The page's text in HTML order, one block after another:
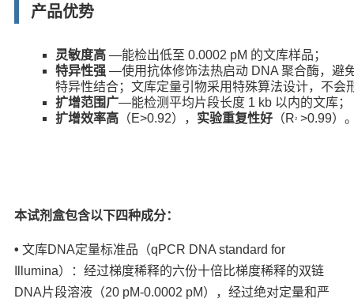
产品优势
灵敏度高 —能检出低至 0.0002 pM 的文库样品；
特异性强 —使用抗体修饰法热启动 DNA 聚合酶，避
特异性结合；文库定量引物采用特殊算法设计，不会
扩增范围广—能检测平均片段长度 1 kb 以内的文库；
扩增效率高 （E>0.92）， 实验重复性好 （R2 >0.99）
本试剂盒包含以下四种成分：
•文库DNA定量标准品（qPCR DNA standard for
Illumina）：经过梯度稀释的六份十倍比梯度稀释的双链
DNA片段溶液（20 pM-0.0002 pM），经过绝对定量和严